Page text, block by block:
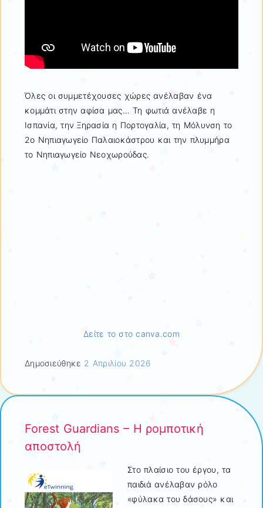
Όλες οι συμμετέχουσες χώρες ανέλαβαν ένα
κομμάτι στην αφίσα μας… Τη φωτιά ανέλαβε η
Ισπανία, την Ξηρασία η Πορτογαλία, τη Μόλυνση το
2ο Νηπιαγωγείο Παλαιοκάστρου και την πλυμμήρα
το Νηπιαγωγείο Νεοχωρούδας.
Δείτε το στο canva.com
Δημοσιεύθηκε 2 Απριλίου 2026
Forest Guardians – H ρομποτική
αποστολή
Στο πλαίσιο του έργου, τα
παιδιά ανέλαβαν ρόλο
«φύλακα του δάσους» και